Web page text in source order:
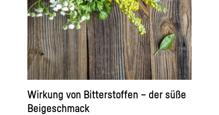
Wirkung von Bitterstoffen – der süße
Beigeschmack